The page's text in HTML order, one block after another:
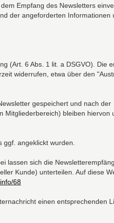
Empfang des Newsletters
der angeforderten Informationen
(Art. 6 Abs. 1 lit. a DSGVO). Die
widerrufen, etwa über den
gespeichert und nach der
Mitgliederbereich) bleiben hiervon
angeklickt wurden.
lassen sich die
Kunde) unterteilen. Auf diese
68
einen entsprechenden